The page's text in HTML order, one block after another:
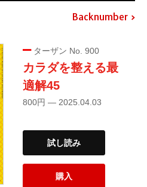
Backnumber
ターザン No. 900
カラダを整える最
適解45
800円 — 2025.04.03
試し読み
購入